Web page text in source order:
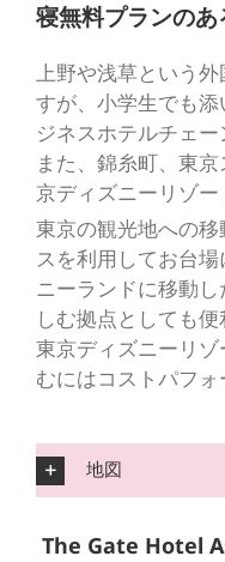
寝無料プランの
上野や浅草という
すが、小学生でも
ジネスホテルチェー
また、錦糸町、東
京ディズニーリゾー
東京の観光地への
スを利用してお台
ニーランドに移動
しむ拠点としても便
東京ディズニーリ
むにはコストパフォ
地図
The Gate Hotel